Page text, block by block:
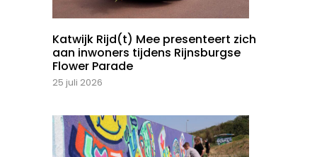
Katwijk Rijd(t) Mee presenteert zich
aan inwoners tijdens Rijnsburgse
Flower Parade
25 juli 2026